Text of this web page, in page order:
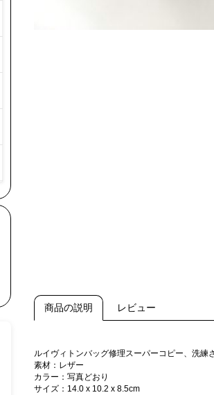
商品の説明 レビュー
ルイヴィトンバッグ修理スーパーコピー、洗練
素材：レザー
カラー：写真どおり
サイズ：14.0 x 10.2 x 8.5cm